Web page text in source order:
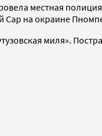
местная
Сар на окраине
миля».